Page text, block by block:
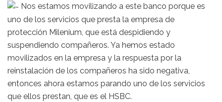
Nos estamos movilizando a este banco porque es
uno de los servicios que presta la empresa de
protección Milenium, que está despidiendo y
suspendiendo compañeros. Ya hemos estado
movilizados en la empresa y la respuesta por la
reinstalación de los compañeros ha sido negativa,
entonces ahora estamos parando uno de los servicios
que ellos prestan, que es el HSBC.